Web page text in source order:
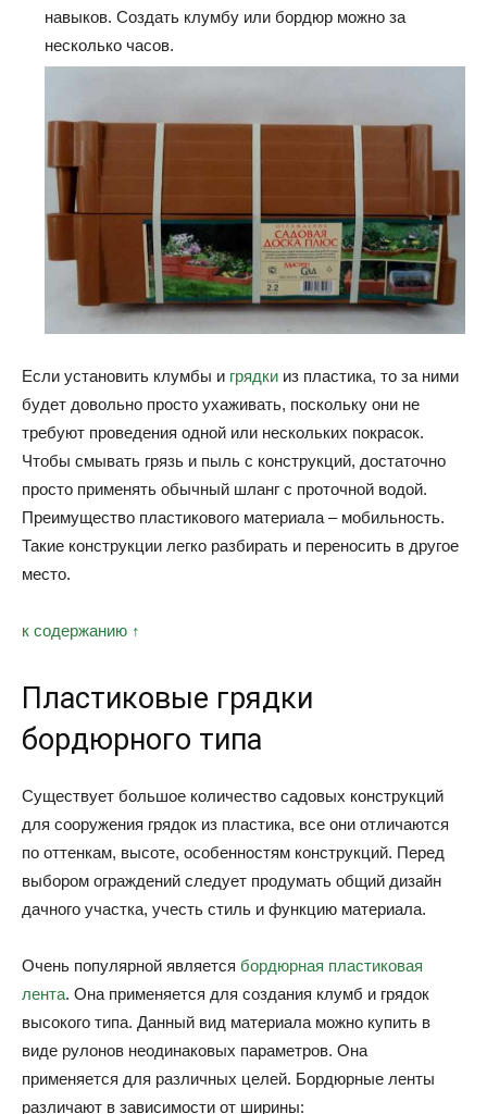
навыков. Создать клумбу или бордюр можно за
несколько часов.
Если установить клумбы и грядки из пластика, то за ними
будет довольно просто ухаживать, поскольку они не
требуют проведения одной или нескольких покрасок.
Чтобы смывать грязь и пыль с конструкций, достаточно
просто применять обычный шланг с проточной водой.
Преимущество пластикового материала – мобильность.
Такие конструкции легко разбирать и переносить в другое
место.
к содержанию ↑
Пластиковые грядки
бордюрного типа
Существует большое количество садовых конструкций
для сооружения грядок из пластика, все они отличаются
по оттенкам, высоте, особенностям конструкций. Перед
выбором ограждений следует продумать общий дизайн
дачного участка, учесть стиль и функцию материала.
Очень популярной является бордюрная пластиковая
лента. Она применяется для создания клумб и грядок
высокого типа. Данный вид материала можно купить в
виде рулонов неодинаковых параметров. Она
применяется для различных целей. Бордюрные ленты
различают в зависимости от ширины: